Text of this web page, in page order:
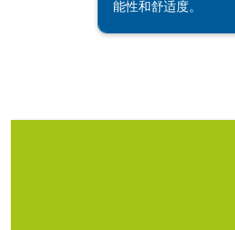
能性和舒适度。